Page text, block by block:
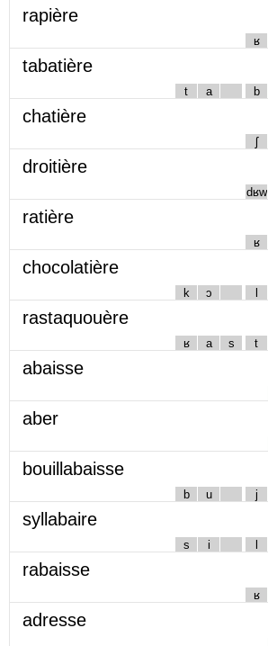
rapière
ʁ
tabatière
t a b
chatière
ʃ
droitière
dʁw
ratière
ʁ
chocolatière
k ɔ l
rastaquouère
ʁ a s t
abaisse
aber
bouillabaisse
b u j
syllabaire
s i l
rabaisse
ʁ
adresse